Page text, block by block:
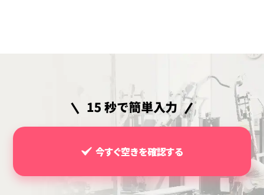
今すぐ空きを確認する